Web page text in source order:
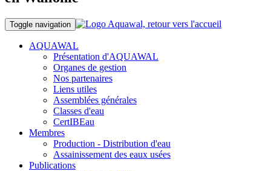
Toggle navigation
AQUAWAL
Présentation d'AQUAWAL
Organes de gestion
Nos partenaires
Liens utiles
Assemblées générales
Classes d'eau
CertIBEau
Membres
Production - Distribution d'eau
Assainissement des eaux usées
Publications